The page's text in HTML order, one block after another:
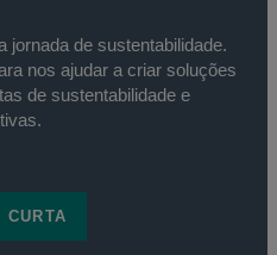
jornada de sustentabilidade.
nos ajudar a criar soluções
de sustentabilidade e
CURTA